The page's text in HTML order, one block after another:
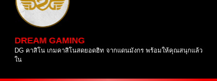
DREAM GAMING
DG คาสิโน เกมคาสิโนสดยอดฮิท จากแดนมังกร พร้อมให้คุณสนุกแล้ว
ใน